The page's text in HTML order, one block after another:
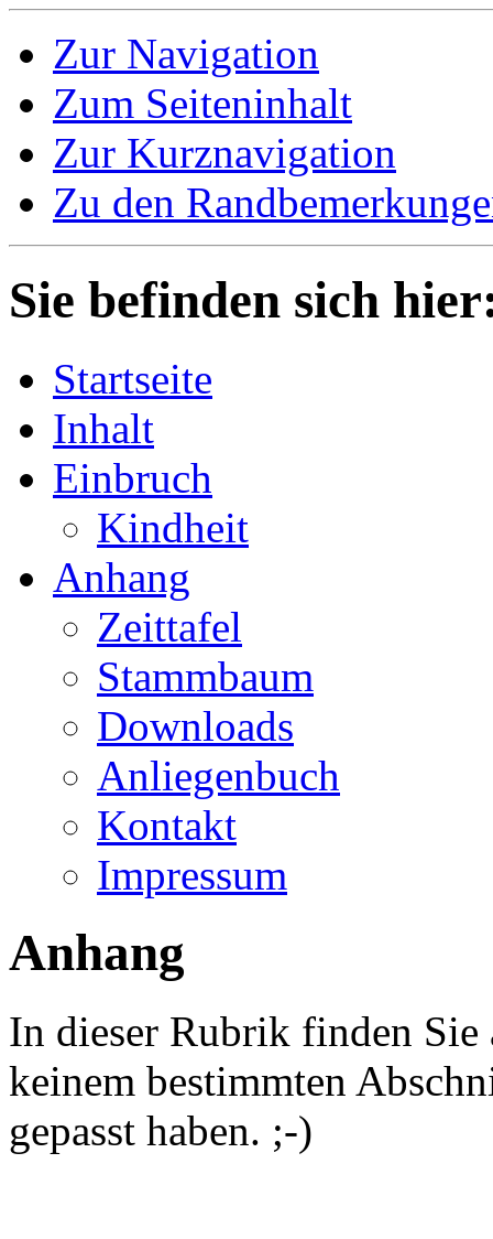
Zur Navigation
Zum Seiteninhalt
Zur Kurznavigation
Zu den
Sie befinden sich
Startseite
Inhalt
Einbruch
Kindheit
Anhang
Zeittafel
Stammbaum
Downloads
Anliegenbuch
Kontakt
Impressum
Anhang
In dieser Rubrik finden Sie
keinem bestimmten
gepasst haben. ;-)